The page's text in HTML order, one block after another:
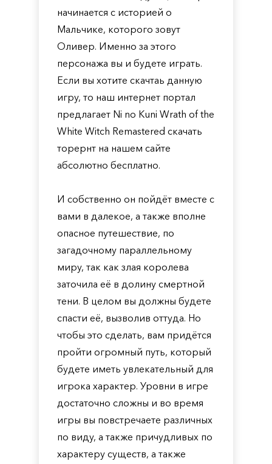
начинается с историей о
Мальчике, которого зовут
Оливер. Именно за этого
персонажа вы и будете играть.
Если вы хотите скачтаь данную
игру, то наш интернет портал
предлагает Ni no Kuni Wrath of the
White Witch Remastered скачать
торернт на нашем сайте
абсолютно бесплатно.
И собственно он пойдёт вместе с
вами в далекое, а также вполне
опасное путешествие, по
загадочному параллельному
миру, так как злая королева
заточила её в долину смертной
тени. В целом вы должны будете
спасти её, вызволив оттуда. Но
чтобы это сделать, вам придётся
пройти огромный путь, который
будете иметь увлекательный для
игрока характер. Уровни в игре
достаточно сложны и во время
игры вы повстречаете различных
по виду, а также причудливых по
характеру существ, а также